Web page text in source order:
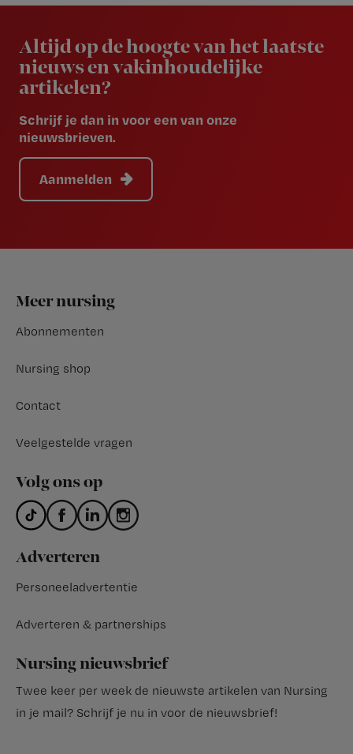
Altijd op de hoogte van het laatste
nieuws en vakinhoudelijke
artikelen?
Schrijf je dan in voor een van onze
nieuwsbrieven.
Aanmelden
Footer
Meer nursing
Abonnementen
Nursing shop
Contact
Veelgestelde vragen
Volg ons op
Adverteren
Personeeladvertentie
Adverteren & partnerships
Nursing nieuwsbrief
Twee keer per week de nieuwste artikelen van Nursing
in je mail? Schrijf je nu in voor de nieuwsbrief!